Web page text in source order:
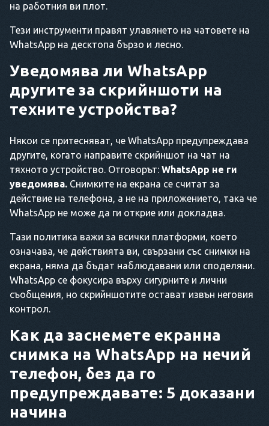
на работния ви плот.
Тези инструменти правят улавянето на чатовете на
WhatsApp на десктопа бързо и лесно.
Уведомява ли WhatsApp
другите за скрийншоти на
техните устройства?
Някои се притесняват, че WhatsApp предупреждава
другите, когато направите скрийншот на чат на
тяхното устройство. Отговорът: WhatsApp не ги
уведомява. Снимките на екрана се считат за
действие на телефона, а не на приложението, така че
WhatsApp не може да ги открие или докладва.
Тази политика важи за всички платформи, което
означава, че действията ви, свързани със снимки на
екрана, няма да бъдат наблюдавани или споделяни.
WhatsApp се фокусира върху сигурните и лични
съобщения, но скрийншотите остават извън неговия
контрол.
Как да заснемете екранна
снимка на WhatsApp на нечий
телефон, без да го
предупреждавате: 5 доказани
начина